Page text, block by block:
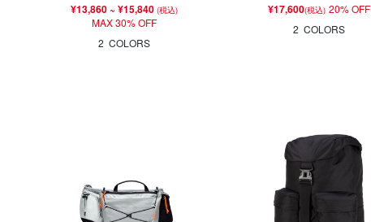
¥13,860~ ¥15,840 (税込)
MAX 30% OFF
2 COLORS
¥17,600(税込) 20% OFF
2 COLORS